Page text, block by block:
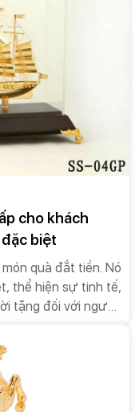
công lâu dài
cho khách
biệt
quà đắt tiền. Nó
thể hiện sự tinh tế,
tặng đối với người
các mối quan hệ,
tặng không chỉ
phương thức
dựng và củng cố